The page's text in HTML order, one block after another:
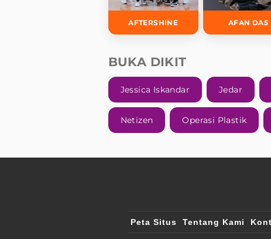
AFTERSHINE AFAN DA5
BUKA DIKIT
Jessica Iskandar Jedar
Netizen Operasi Plastik
Peta Situs Tentang Kami